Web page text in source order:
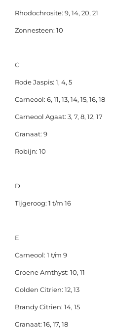
Rhodochrosite: 9, 14, 20, 21
Zonnesteen: 10
C
Rode Jaspis: 1, 4, 5
Carneool: 6, 11, 13, 14, 15, 16, 18
Carneool Agaat: 3, 7, 8, 12, 17
Granaat: 9
Robijn: 10
D
Tijgeroog: 1 t/m 16
E
Carneool: 1 t/m 9
Groene Amthyst: 10, 11
Golden Citrien: 12, 13
Brandy Citrien: 14, 15
Granaat: 16, 17, 18